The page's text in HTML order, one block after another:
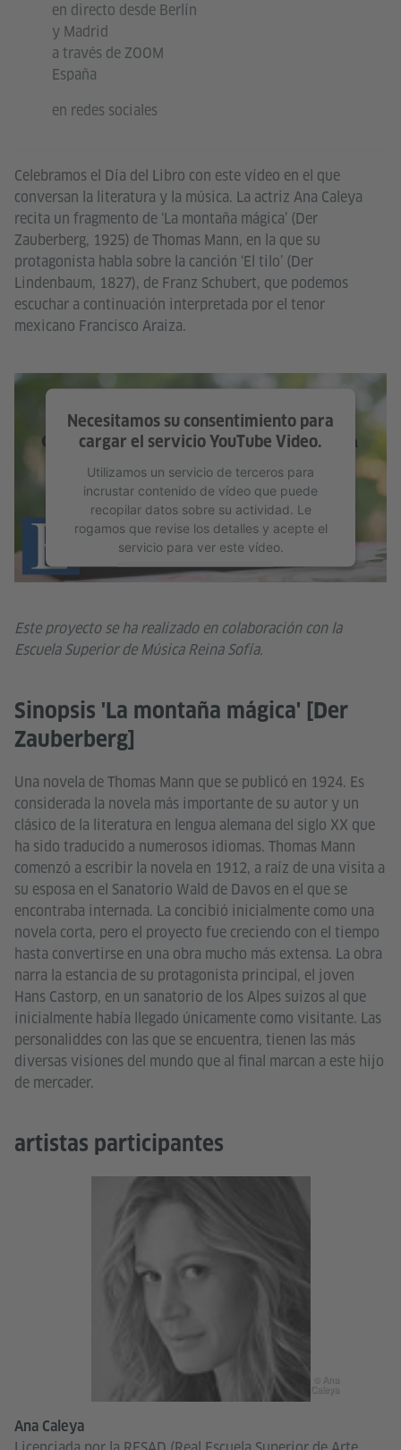
Celebramos el Día del Libro con este vídeo en el que
conversan la literatura y la música. La actriz Ana Caleya
recita un fragmento de ‘La montaña mágica’ (Der
Zauberberg, 1925) de Thomas Mann, en la que su
protagonista habla sobre la canción ‘El tilo’ (Der
Lindenbaum, 1827), de Franz Schubert, que podemos
escuchar a continuación interpretada por el tenor
mexicano Francisco Araiza.
Necesitamos su consentimiento para
cargar el servicio YouTube Video.
Utilizamos un servicio de terceros para
incrustar contenido de vídeo que puede
recopilar datos sobre su actividad. Le
rogamos que revise los detalles y acepte el
servicio para ver este vídeo.
Más información
Aceptar
Este proyecto se ha realizado en colaboración con la
Escuela Superior de Música Reina Sofía.
Sinopsis 'La montaña mágica' [Der
Zauberberg]
Una novela de Thomas Mann que se publicó en 1924. Es
considerada la novela más importante de su autor y un
clásico de la literatura en lengua alemana del siglo XX que
ha sido traducido a numerosos idiomas. Thomas Mann
comenzó a escribir la novela en 1912, a raíz de una visita a
su esposa en el Sanatorio Wald de Davos en el que se
encontraba internada. La concibió inicialmente como una
novela corta, pero el proyecto fue creciendo con el tiempo
hasta convertirse en una obra mucho más extensa. La obra
narra la estancia de su protagonista principal, el joven
Hans Castorp, en un sanatorio de los Alpes suizos al que
inicialmente había llegado únicamente como visitante. Las
personaliddes con las que se encuentra, tienen las más
diversas visiones del mundo que al final marcan a este hijo
de mercader.
artistas participantes
© Ana
Caleya
Ana Caleya
en directo desde Berlín
y Madrid
a través de ZOOM
España
en redes sociales